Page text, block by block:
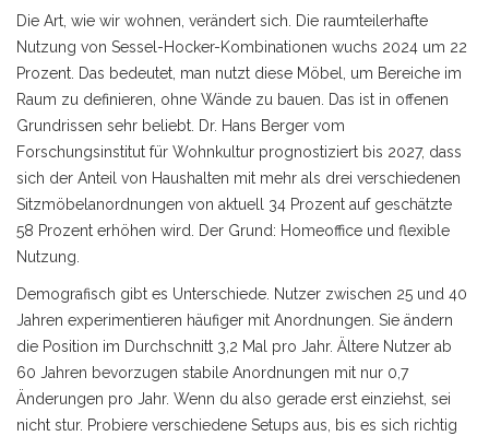
Die Art, wie wir wohnen, verändert sich. Die raumteilerhafte
Nutzung von Sessel-Hocker-Kombinationen wuchs 2024 um 22
Prozent. Das bedeutet, man nutzt diese Möbel, um Bereiche im
Raum zu definieren, ohne Wände zu bauen. Das ist in offenen
Grundrissen sehr beliebt. Dr. Hans Berger vom
Forschungsinstitut für Wohnkultur prognostiziert bis 2027, dass
sich der Anteil von Haushalten mit mehr als drei verschiedenen
Sitzmöbelanordnungen von aktuell 34 Prozent auf geschätzte
58 Prozent erhöhen wird. Der Grund: Homeoffice und flexible
Nutzung.
Demografisch gibt es Unterschiede. Nutzer zwischen 25 und 40
Jahren experimentieren häufiger mit Anordnungen. Sie ändern
die Position im Durchschnitt 3,2 Mal pro Jahr. Ältere Nutzer ab
60 Jahren bevorzugen stabile Anordnungen mit nur 0,7
Änderungen pro Jahr. Wenn du also gerade erst einziehst, sei
nicht stur. Probiere verschiedene Setups aus, bis es sich richtig